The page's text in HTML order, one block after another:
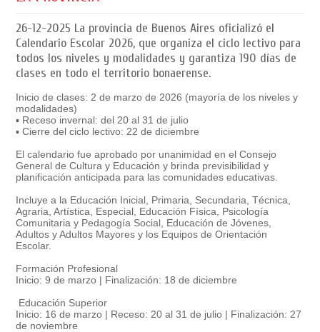
26-12-2025 La provincia de Buenos Aires oficializó el
Calendario Escolar 2026, que organiza el ciclo lectivo para
todos los niveles y modalidades y garantiza 190 días de
clases en todo el territorio bonaerense.
Inicio de clases: 2 de marzo de 2026 (mayoría de los niveles y
modalidades)
▪️ Receso invernal: del 20 al 31 de julio
▪️ Cierre del ciclo lectivo: 22 de diciembre
El calendario fue aprobado por unanimidad en el Consejo
General de Cultura y Educación y brinda previsibilidad y
planificación anticipada para las comunidades educativas.
Incluye a la Educación Inicial, Primaria, Secundaria, Técnica,
Agraria, Artística, Especial, Educación Física, Psicología
Comunitaria y Pedagogía Social, Educación de Jóvenes,
Adultos y Adultos Mayores y los Equipos de Orientación
Escolar.
Formación Profesional
Inicio: 9 de marzo | Finalización: 18 de diciembre
Educación Superior
Inicio: 16 de marzo | Receso: 20 al 31 de julio | Finalización: 27
de noviembre